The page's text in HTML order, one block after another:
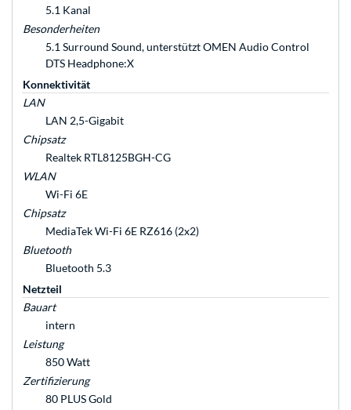
5.1 Kanal
Besonderheiten
5.1 Surround Sound, unterstützt OMEN Audio Control
DTS Headphone:X
Konnektivität
LAN
LAN 2,5-Gigabit
Chipsatz
Realtek RTL8125BGH-CG
WLAN
Wi-Fi 6E
Chipsatz
MediaTek Wi-Fi 6E RZ616 (2x2)
Bluetooth
Bluetooth 5.3
Netzteil
Bauart
intern
Leistung
850 Watt
Zertifizierung
80 PLUS Gold